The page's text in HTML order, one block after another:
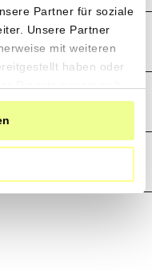
Partner für soziale
Unsere Partner
mit weiteren
haben oder